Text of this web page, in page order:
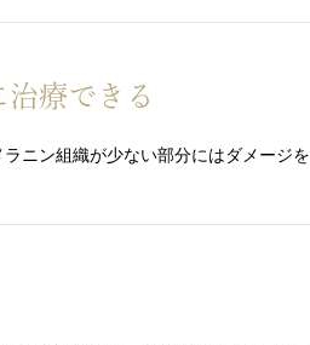
療できる
ニン組織が少ない部分にはダメージを